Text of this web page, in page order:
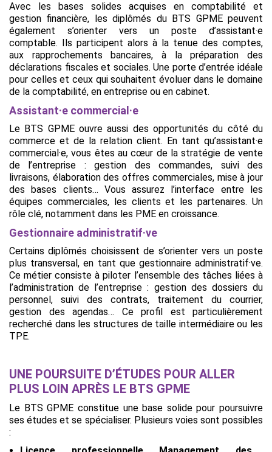
Avec les bases solides acquises en comptabilité et
gestion financière, les diplômés du BTS GPME peuvent
également s’orienter vers un poste d’assistant·e
comptable. Ils participent alors à la tenue des comptes,
aux rapprochements bancaires, à la préparation des
déclarations fiscales et sociales. Une porte d’entrée idéale
pour celles et ceux qui souhaitent évoluer dans le domaine
de la comptabilité, en entreprise ou en cabinet.
Assistant·e commercial·e
Le BTS GPME ouvre aussi des opportunités du côté du
commerce et de la relation client. En tant qu’assistant·e
commercial·e, vous êtes au cœur de la stratégie de vente
de l’entreprise : gestion des commandes, suivi des
livraisons, élaboration des offres commerciales, mise à jour
des bases clients… Vous assurez l’interface entre les
équipes commerciales, les clients et les partenaires. Un
rôle clé, notamment dans les PME en croissance.
Gestionnaire administratif·ve
Certains diplômés choisissent de s’orienter vers un poste
plus transversal, en tant que gestionnaire administratif·ve.
Ce métier consiste à piloter l’ensemble des tâches liées à
l’administration de l’entreprise : gestion des dossiers du
personnel, suivi des contrats, traitement du courrier,
gestion des agendas… Ce profil est particulièrement
recherché dans les structures de taille intermédiaire ou les
TPE.
UNE POURSUITE D’ÉTUDES POUR ALLER
PLUS LOIN APRÈS LE BTS GPME
Le BTS GPME constitue une base solide pour poursuivre
ses études et se spécialiser. Plusieurs voies sont possibles
: